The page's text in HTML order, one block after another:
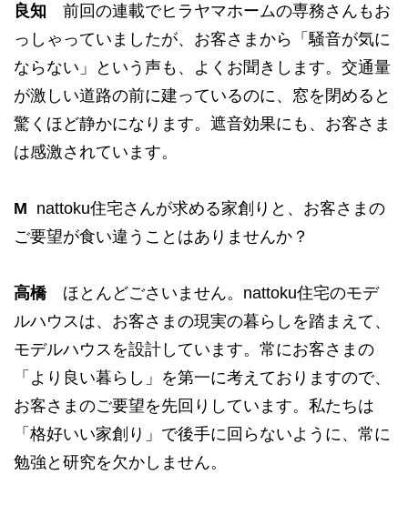
良知 前回の連載でヒラヤマホームの専務さんもお
っしゃっていましたが、お客さまから「騒音が気に
ならない」という声も、よくお聞きします。交通量
が激しい道路の前に建っているのに、窓を閉めると
驚くほど静かになります。遮音効果にも、お客さま
は感激されています。
M nattoku住宅さんが求める家創りと、お客さまの
ご要望が食い違うことはありませんか？
高橋ほとんどごさいません。nattoku住宅のモデ
ルハウスは、お客さまの現実の暮らしを踏まえて、
モデルハウスを設計しています。常にお客さまの
「より良い暮らし」を第一に考えておりますので、
お客さまのご要望を先回りしています。私たちは
「格好いい家創り」で後手に回らないように、常に
勉強と研究を欠かしません。